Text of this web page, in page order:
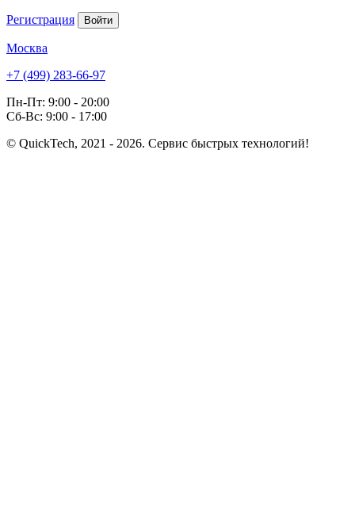
Регистрация Войти
Москва
+7 (499) 283-66-97
Пн-Пт: 9:00 - 20:00
Сб-Вс: 9:00 - 17:00
© QuickTech, 2021 - 2026. Сервис быстрых технологий!